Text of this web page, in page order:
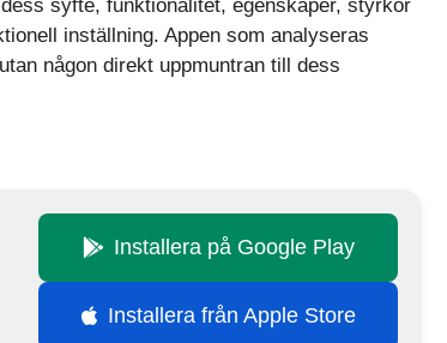
syfte, funktionalitet, egenskaper, styrkor
inställning. Appen som analyseras
någon direkt uppmuntran till dess
Installera på Google Play
Installera från Apple Store